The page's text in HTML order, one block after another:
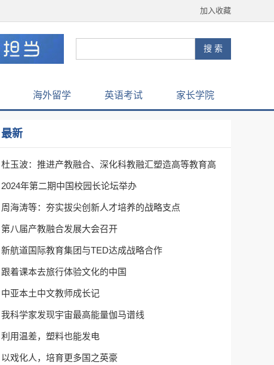
加入收藏
海外留学 英语考试 家长学院
最新
杜玉波：推进产教融合、深化科教融汇塑造高等教育高
2024年第二期中国校园长论坛举办
周海涛等：夯实拔尖创新人才培养的战略支点
第八届产教融合发展大会召开
新航道国际教育集团与TED达成战略合作
跟着课本去旅行体验文化的中国
中亚本土中文教师成长记
我科学家发现宇宙最高能量伽马谱线
利用温差，塑料也能发电
以戏化人，培育更多国之英豪